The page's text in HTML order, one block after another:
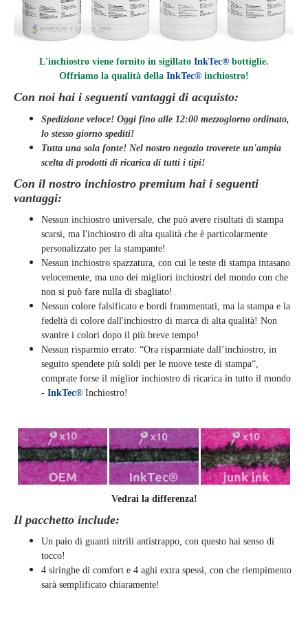
L'inchiostro viene fornito in sigillato InkTec® bottiglie.
Offriamo la qualità della InkTec® inchiostro!
Con noi hai i seguenti vantaggi di acquisto:
Spedizione veloce! Oggi fino alle 12:00 mezzogiorno ordinato,
lo stesso giorno spediti!
Tutta una sola fonte! Nel nostro negozio troverete un'ampia
scelta di prodotti di ricarica di tutti i tipi!
Con il nostro inchiostro premium hai i seguenti
vantaggi:
Nessun inchiostro universale, che può avere risultati di stampa
scarsi, ma l'inchiostro di alta qualità che è particolarmente
personalizzato per la stampante!
Nessun inchiostro spazzatura, con cui le teste di stampa intasano
velocemente, ma uno dei migliori inchiostri del mondo con che
non si può fare nulla di sbagliato!
Nessun colore falsificato e bordi frammentati, ma la stampa e la
fedeltà di colore dall'inchiostro di marca di alta qualità! Non
svanire i colori dopo il più breve tempo!
Nessun risparmio errato: “Ora risparmiate dall’inchiostro, in
seguito spendete più soldi per le nuove teste di stampa“,
comprate forse il miglior inchiostro di ricarica in tutto il mondo
- InkTec® Inchiostro!
Vedrai la differenza!
Il pacchetto include:
Un paio di guanti nitrili antistrappo, con questo hai senso di
tocco!
4 siringhe di comfort e 4 aghi extra spessi, con che riempimento
sarà semplificato chiaramente!